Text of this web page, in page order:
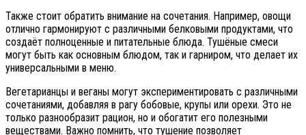
Также стоит обратить внимание на сочетания. Например, овощи
отлично гармонируют с различными белковыми продуктами, что
создаёт полноценные и питательные блюда. Тушёные смеси
могут быть как основным блюдом, так и гарниром, что делает их
универсальными в меню.
Вегетарианцы и веганы могут экспериментировать с различными
сочетаниями, добавляя в рагу бобовые, крупы или орехи. Это не
только разнообразит рацион, но и обогатит его полезными
веществами. Важно помнить, что тушение позволяет